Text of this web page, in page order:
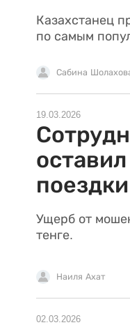
Казахстанец
по самым
Сабина
19.03.2026
Ущерб от
тенге.
Наиля Ахат
02.03.2026